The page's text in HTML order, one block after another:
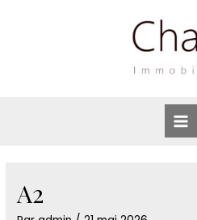
A2